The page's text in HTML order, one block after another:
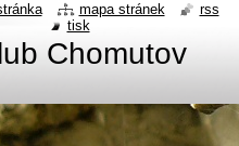
Chomutov
mapa stránek
rss
tisk